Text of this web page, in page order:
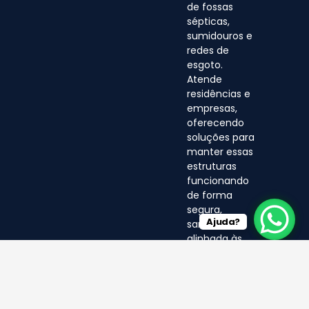
de fossas
sépticas,
sumidouros e
redes de
esgoto.
Atende
residências e
empresas,
oferecendo
soluções para
manter essas
estruturas
funcionando
de forma
segura,
sanitária e
alinhada às
Ajuda?